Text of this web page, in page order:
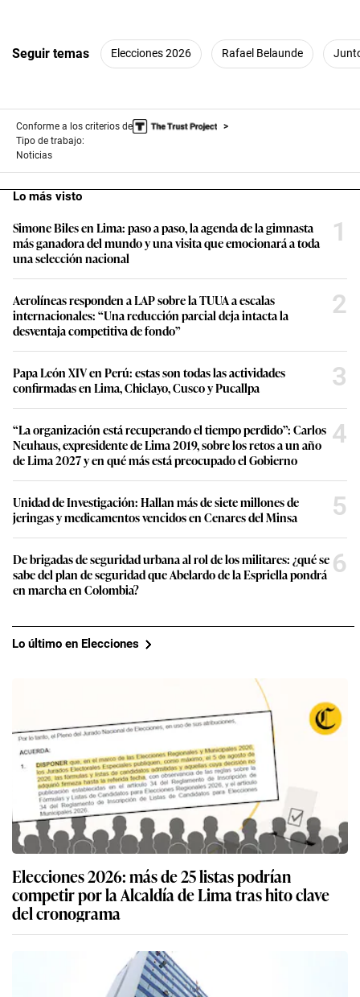
Seguir temas Elecciones 2026 Rafael Belaunde
Conforme a los criterios de
Tipo de trabajo:
Noticias
Lo más visto
Simone Biles en Lima: paso a paso, la agenda de la gimnasta
más ganadora del mundo y una visita que emocionará a toda
una selección nacional
1
Aerolíneas responden a LAP sobre la TUUA a escalas
internacionales: “Una reducción parcial deja intacta la
desventaja competitiva de fondo”
2
Papa León XIV en Perú: estas son todas las actividades
confirmadas en Lima, Chiclayo, Cusco y Pucallpa
3
“La organización está recuperando el tiempo perdido”: Carlos
Neuhaus, expresidente de Lima 2019, sobre los retos a un año
de Lima 2027 y en qué más está preocupado el Gobierno
4
Unidad de Investigación: Hallan más de siete millones de
jeringas y medicamentos vencidos en Cenares del Minsa
5
De brigadas de seguridad urbana al rol de los militares: ¿qué se
sabe del plan de seguridad que Abelardo de la Espriella pondrá
en marcha en Colombia?
6
Lo último en Elecciones
Elecciones 2026: más de 25 listas podrían
competir por la Alcaldía de Lima tras hito clave
del cronograma